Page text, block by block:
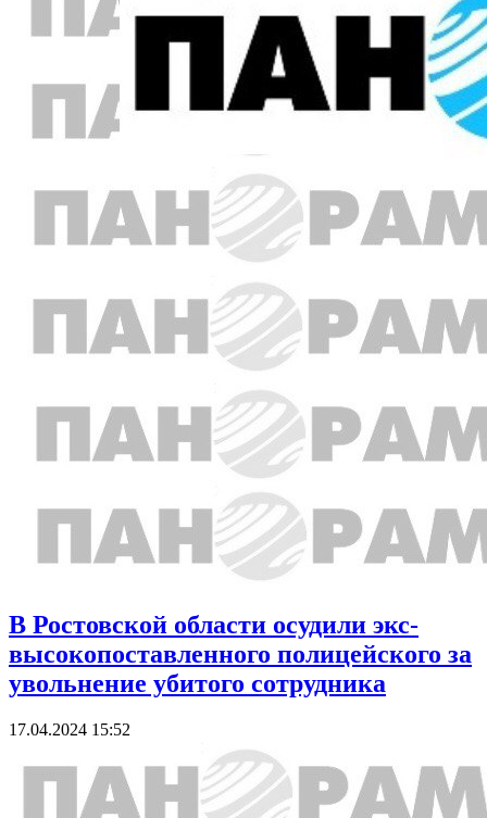
В Ростовской области осудили экс-
высокопоставленного полицейского за
увольнение убитого сотрудника
17.04.2024 15:52